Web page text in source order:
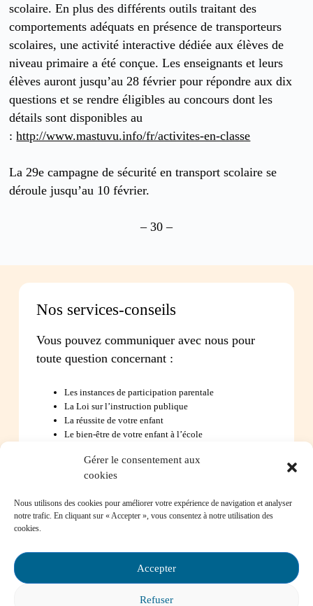
Gérer le consentement aux
cookies
Nous utilisons des cookies pour améliorer votre expérience de navigation et analyser
notre trafic. En cliquant sur « Accepter », vous consentez à notre utilisation des
cookies.
Accepter
Refuser
scolaire. En plus des différents outils traitant des
comportements adéquats en présence de transporteurs
scolaires, une activité interactive dédiée aux élèves de
niveau primaire a été conçue. Les enseignants et leurs
élèves auront jusqu’au 28 février pour répondre aux dix
questions et se rendre éligibles au concours dont les
détails sont disponibles au
:http://www.mastuvu.info/fr/activites-en-classe
La 29e campagne de sécurité en transport scolaire se
déroule jusqu’au 10 février.
– 30 –
Nos services-conseils
Vous pouvez communiquer avec nous pour
toute question concernant :
Les instances de participation parentale
La Loi sur l’instruction publique
La réussite de votre enfant
Le bien-être de votre enfant à l’école
Foire aux questions
Comment favoriser la persévérance scolaire?